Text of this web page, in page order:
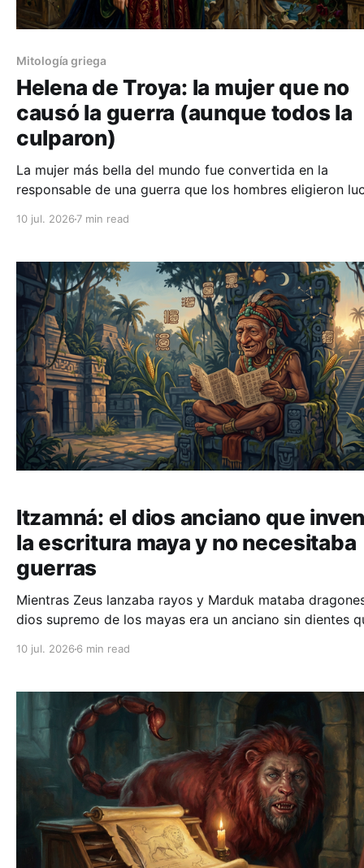
Mitología griega
Helena de Troya: la mujer que no
causó la guerra (aunque todos la
culparon)
La mujer más bella del mundo fue convertida en la
responsable de una guerra que los hombres eligieron
Helena?
10 jul. 2026 7 min read
Itzamná: el dios anciano que
la escritura maya y no necesitaba
guerras
Mientras Zeus lanzaba rayos y Marduk mataba
dios supremo de los mayas era un anciano sin dientes
la civilización maya.
10 jul. 2026 6 min read